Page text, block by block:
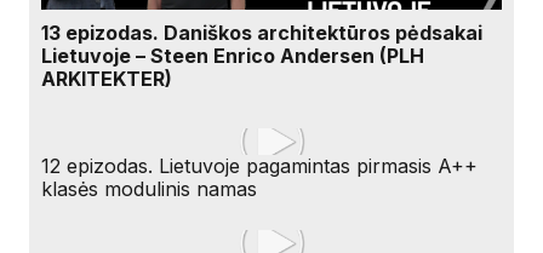
13 epizodas. Daniškos architektūros pėdsakai
Lietuvoje – Steen Enrico Andersen (PLH
ARKITEKTER)
12 epizodas. Lietuvoje pagamintas pirmasis A++
klasės modulinis namas